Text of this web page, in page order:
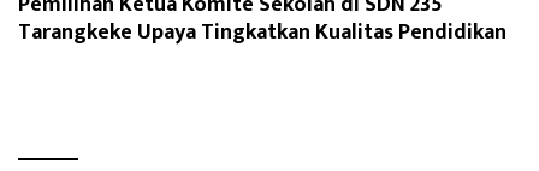
Tarangkeke Upaya Tingkatkan Kualitas Pendidikan